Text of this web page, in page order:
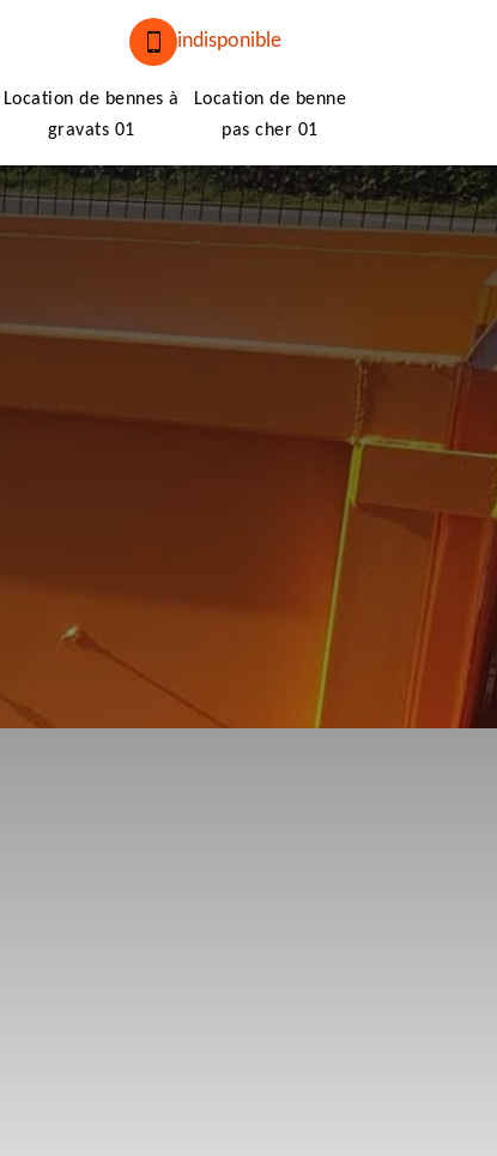
indisponible
Location de bennes à
gravats 01
Location de benne
pas cher 01